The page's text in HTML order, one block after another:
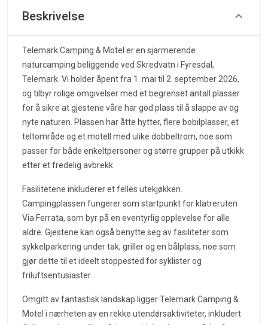
Beskrivelse
Telemark Camping & Motel er en sjarmerende
naturcamping beliggende ved Skredvatn i Fyresdal,
Telemark. Vi holder åpent fra 1. mai til 2. september 2026,
og tilbyr rolige omgivelser med et begrenset antall plasser
for å sikre at gjestene våre har god plass til å slappe av og
nyte naturen. Plassen har åtte hytter, flere bobilplasser, et
teltområde og et motell med ulike dobbeltrom, noe som
passer for både enkeltpersoner og større grupper på utkikk
etter et fredelig avbrekk.
Fasilitetene inkluderer et felles utekjøkken.
Campingplassen fungerer som startpunkt for klatreruten
Via Ferrata, som byr på en eventyrlig opplevelse for alle
aldre. Gjestene kan også benytte seg av fasiliteter som
sykkelparkering under tak, griller og en bålplass, noe som
gjør dette til et ideelt stoppested for syklister og
friluftsentusiaster.
Omgitt av fantastisk landskap ligger Telemark Camping &
Motel i nærheten av en rekke utendørsaktiviteter, inkludert